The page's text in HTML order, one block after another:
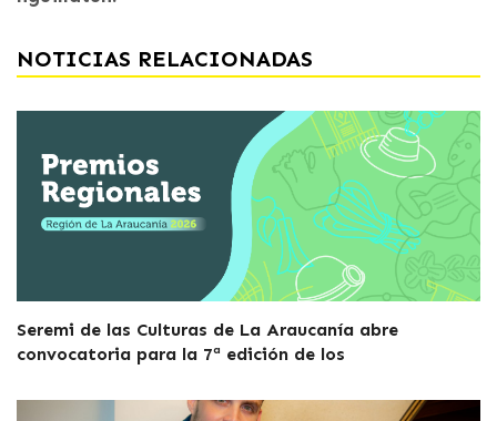
NOTICIAS RELACIONADAS
Seremi de las Culturas de La Araucanía abre
convocatoria para la 7ª edición de los